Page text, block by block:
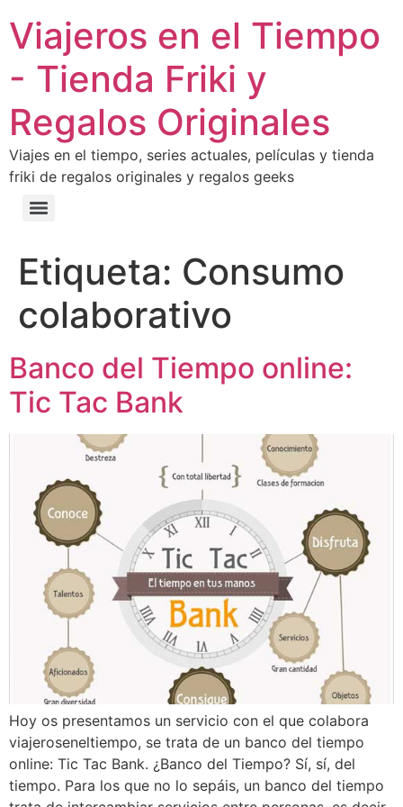
Viajeros en el Tiempo
- Tienda Friki y
Regalos Originales
Viajes en el tiempo, series actuales, películas y tienda
friki de regalos originales y regalos geeks
Etiqueta: Consumo
colaborativo
Banco del Tiempo online:
Tic Tac Bank
Hoy os presentamos un servicio con el que colabora
viajeroseneltiempo, se trata de un banco del tiempo
online: Tic Tac Bank. ¿Banco del Tiempo? Sí, sí, del
tiempo. Para los que no lo sepáis, un banco del tiempo